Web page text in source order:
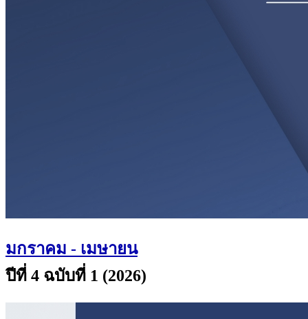
มกราคม - เมษายน
ปีที่ 4 ฉบับที่ 1 (2026)